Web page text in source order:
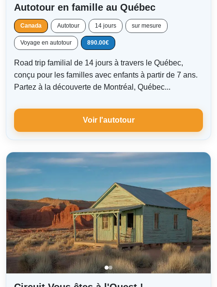
Autotour en famille au Québec
Canada Autotour 14 jours sur mesure
Voyage en autotour 890.00€
Road trip familial de 14 jours à travers le Québec,
conçu pour les familles avec enfants à partir de 7 ans.
Partez à la découverte de Montréal, Québec...
Voir l'autotour